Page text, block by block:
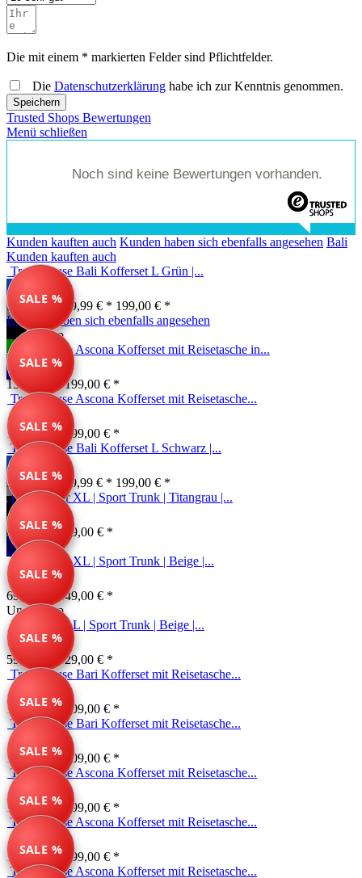
Die mit einem * markierten Felder sind Pflichtfelder.
Die Datenschutzerklärung habe ich zur Kenntnis genommen.
Speichern
Trusted Shops Bewertungen
Menü schließen
Noch sind keine Bewertungen vorhanden.
Kunden kauften auch Kunden haben sich ebenfalls angesehen Bali
Kunden kauften auch
SALE %
Travelhouse Bali Kofferset L Grün |...
Farben ab: 79,99 € * 199,00 € *
Kunden haben sich ebenfalls angesehen
SALE %
Unser Tipp
Travelhouse Ascona Kofferset mit Reisetasche in...
139,99 € *199,00 € *
SALE %
Travelhouse Ascona Kofferset mit Reisetasche...
139,99 € * 199,00 € *
SALE %
Travelhouse Bali Kofferset L Schwarz |...
Farben ab: 79,99 € * 199,00 € *
SALE %
Reisekoffer XL | Sport Trunk | Titangrau |...
69,99 € *149,00 € *
SALE %
Unser Tipp
Reisekoffer XL | Sport Trunk | Beige |...
69,99 € * 149,00 € *
SALE %
Unser Tipp
Reisekoffer L | Sport Trunk | Beige |...
59,99 € * 129,00 € *
SALE %
Travelhouse Bari Kofferset mit Reisetasche...
149,99 € * 209,00 € *
SALE %
Travelhouse Bari Kofferset mit Reisetasche...
149,99 € * 209,00 € *
SALE %
Travelhouse Ascona Kofferset mit Reisetasche...
139,99 € * 199,00 € *
SALE %
Travelhouse Ascona Kofferset mit Reisetasche...
139,99 € *
199,00 € *
Travelhouse Ascona Kofferset mit Reisetasche...